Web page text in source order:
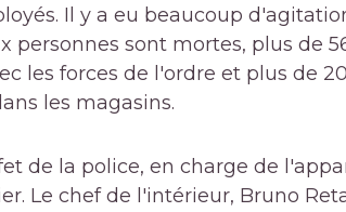
Il y a eu beaucoup
personnes sont mortes, plus de
les forces de l'ordre et plus de
les magasins.
de la police, en charge de
Le chef de l'intérieur, Bruno